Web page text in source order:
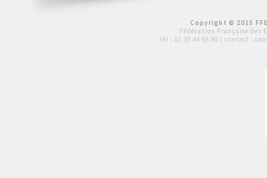
Copyright © 2015
Fédération Française des
tél : 01 39 44 65 80 | contact :